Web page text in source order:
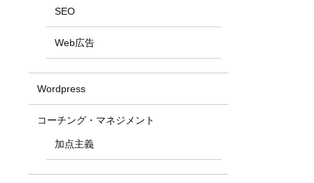
SEO
Web広告
Wordpress
コーチング・マネジメント
加点主義